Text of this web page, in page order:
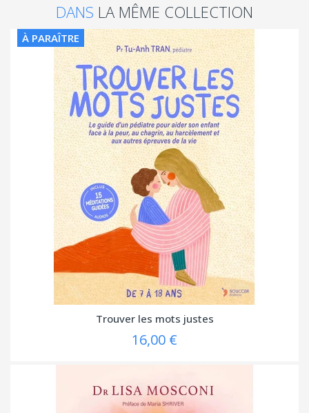
DANS LA MÊME COLLECTION
À PARAÎTRE
Trouver les mots justes
16,00 €